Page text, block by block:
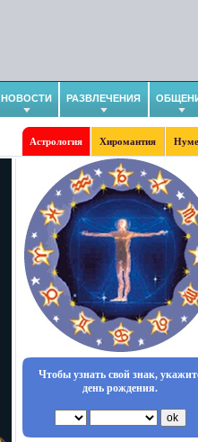
НОВОСТИ РАЗВЛЕЧЕНИЯ
Астрология Хиромантия
Чтобы узнать свой знак,
день рождения.